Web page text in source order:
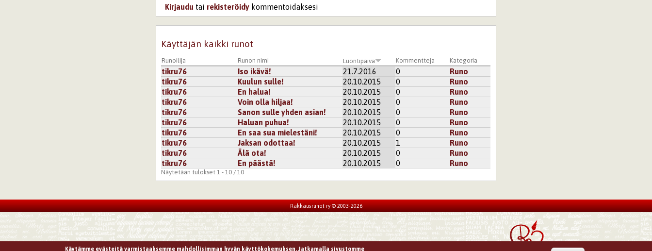
Kirjaudu tai rekisteröidy kommentoidaksesi
Käyttäjän kaikki runot
Runoilija Runon nimi Luontipäivä Kommentteja Kategoria
tikru76 Iso ikävä! 21.7.2016 0
Runo
tikru76
Kuulun sulle! 20.10.2015 0
Runo
tikru76
En halua! 20.10.2015 0
Runo
tikru76
Voin olla hiljaa! 20.10.2015 0
Runo
tikru76
Sanon sulle yhden asian! 20.10.2015 0
Runo
tikru76
Haluan puhua! 20.10.2015 0
Runo
tikru76
En saa sua mielestäni! 20.10.2015 0
Runo
tikru76
Jaksan odottaa! 20.10.2015 1
Runo
tikru76
Älä ota! 20.10.2015 0
Runo
tikru76
En päästä! 20.10.2015 0 Runo
Näytetään tulokset 1 - 10 / 10
Rakkausrunot ry © 2003-2026
Käytämme evästeitä varmistaaksemme mahdollisimman hyvän käyttökokemuksen. Jatkamalla sivustomme